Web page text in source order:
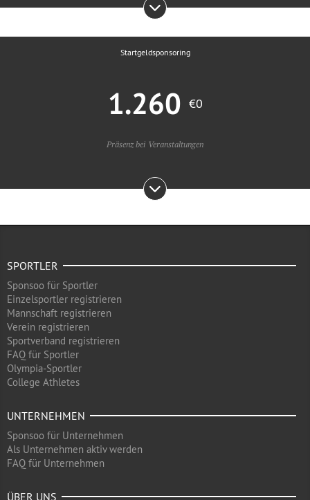
Startgeldsponsoring
1.260 €0
Präsenz bei Veranstaltungen
SPORTLER
Sponsoo für Sportler
Einzelsportler registrieren
Mannschaft registrieren
Verein registrieren
Sportverband registrieren
FAQ für Sportler
Olympia-Sportler
College Athletes
UNTERNEHMEN
Sponsoo für Unternehmen
Als Unternehmen aktiv werden
FAQ für Unternehmen
ÜBER UNS